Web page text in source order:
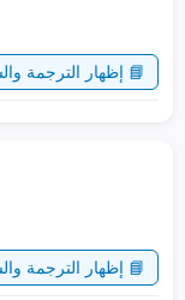
📘 إظهار الترجمة
📘 إظهار الترجمة